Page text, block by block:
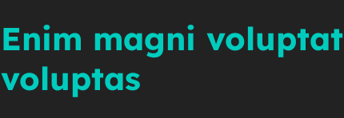
Enim magni
voluptas